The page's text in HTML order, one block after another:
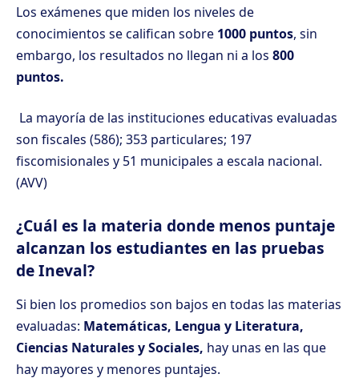
Los exámenes que miden los niveles de
conocimientos se califican sobre 1000 puntos, sin
embargo, los resultados no llegan ni a los 800
puntos.
La mayoría de las instituciones educativas evaluadas
son fiscales (586); 353 particulares; 197
fiscomisionales y 51 municipales a escala nacional.
(AVV)
¿Cuál es la materia donde menos puntaje
alcanzan los estudiantes en las pruebas
de Ineval?
Si bien los promedios son bajos en todas las materias
evaluadas: Matemáticas, Lengua y Literatura,
Ciencias Naturales y Sociales, hay unas en las que
hay mayores y menores puntajes.